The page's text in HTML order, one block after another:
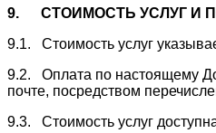
9. СТОИМОСТЬ УСЛУГ И
9.1. Стоимость услуг
9.2. Оплата по настоящему
почте, посредством
9.3. Стоимость услуг